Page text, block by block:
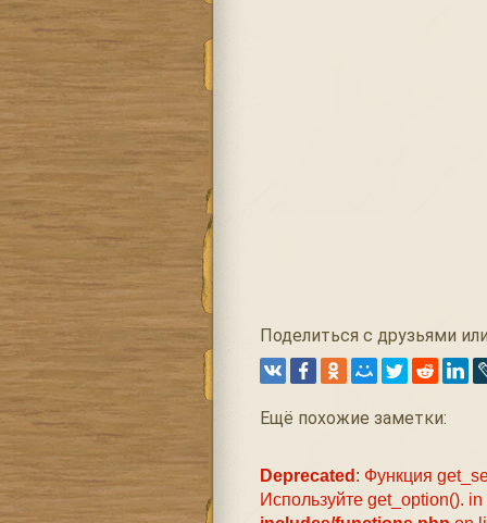
Поделиться с друзьями
Ещё похожие заметки:
Deprecated : Функция
Используйте get_option(). in